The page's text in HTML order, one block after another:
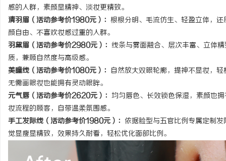
感的人群，素颜显精神、淡妆更精致。
清羽眉（活动参考价1980元）： 根根分明、毛流仿生、轻盈立体，
颜自由、不喜欢妆感过重的人群。
羽黛眉（活动参考价2980元）： 线条与雾面融合、层次丰富、立体
质，兼顾自然度与高级感。
美瞳线（活动参考价1080元）：
自然放大双眼轮廓，提神不显妆，
无需画眼妆也能拥有灵动眼眸。
元气唇（活动参考价2620元）： 均匀唇色、长效锁色保湿，素颜也
妆流程的顾客，自带温柔氛围感。
手工发际线（活动参考价1980元）： 依据脸型与五官比例专属定制
觉显瘦显精致，效果持久耐看，轻松优化面部比例。